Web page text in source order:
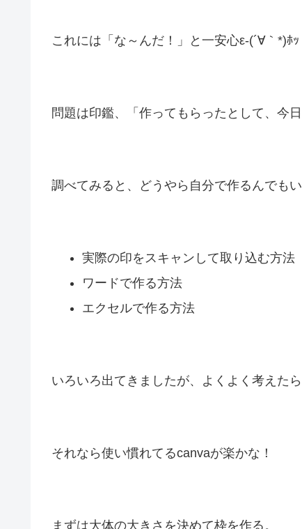
これには「な～んだ！」と一安心ε-(´∀｀*)ﾎｯ
問題は印鑑、「作ってもらったとして、今
調べてみると、どうやら自分で作るんでもい
実際の印をスキャンして取り込む方法
ワードで作る方法
エクセルで作る方法
いろいろ出てきましたが、よくよく考えた
それなら使い慣れてるcanvaが楽かな！
まずは大体の大きさを決めて枠を作る。